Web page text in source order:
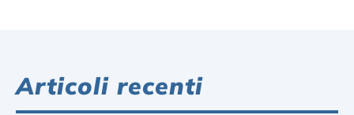
Articoli recenti